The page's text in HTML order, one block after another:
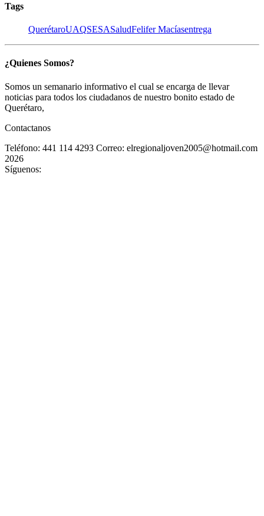
Tags
QuerétaroUAQSESASaludFelifer Macíasentrega
¿Quienes Somos?
Somos un semanario informativo el cual se encarga de llevar
noticias para todos los ciudadanos de nuestro bonito estado de
Querétaro,
Contactanos
Teléfono: 441 114 4293 Correo: elregionaljoven2005@hotmail.com
2026
Síguenos: